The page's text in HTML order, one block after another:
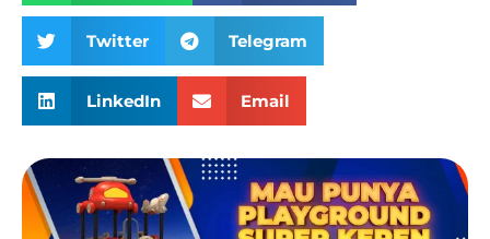
Twitter Telegram
LinkedIn Email